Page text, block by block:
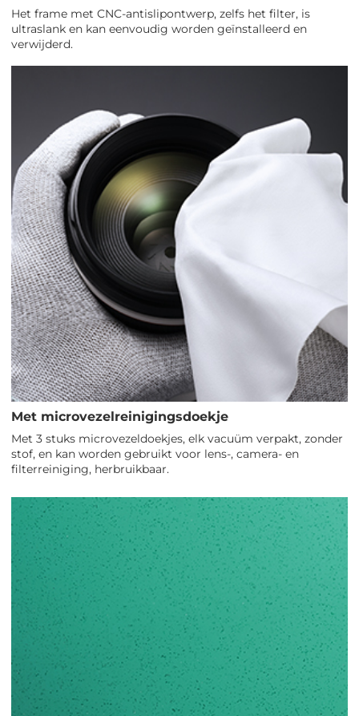
Het frame met CNC-antislipontwerp, zelfs het filter, is
ultraslank en kan eenvoudig worden geïnstalleerd en
verwijderd.
Met microvezelreinigingsdoekje
Met 3 stuks microvezeldoekjes, elk vacuüm verpakt, zonder
stof, en kan worden gebruikt voor lens-, camera- en
filterreiniging, herbruikbaar.